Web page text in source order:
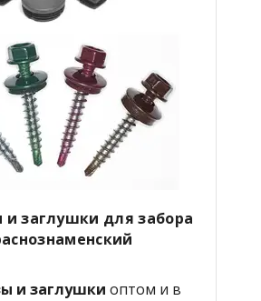
и заглушки для забора
и заглушки оптом и в